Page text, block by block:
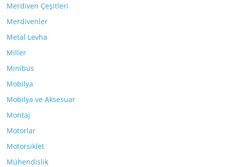
Merdiven Çeşitleri
Merdivenler
Metal Levha
Miller
Minibüs
Mobilya
Mobilya ve Aksesuar
Montaj
Motorlar
Motorsiklet
Mühendislik